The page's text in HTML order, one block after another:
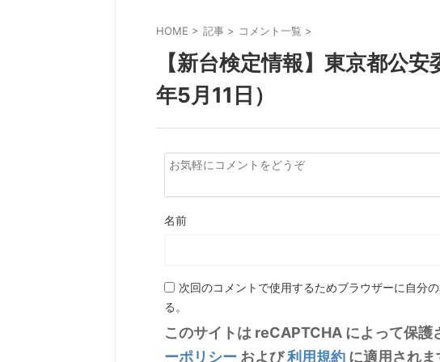
HOME > 記事 > コメント一覧 >
【新台検定情報】東京都公
年5月11日）
名前
次回のコメントで使用するためブラウザーに自分
る。
このサイトは reCAPTCHA によって保
ーポリシー および利用規約 に適用されま